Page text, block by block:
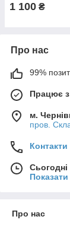
1 100 ₴
Про нас
99%
Працює з
м.
пров.
Контакти
Про нас